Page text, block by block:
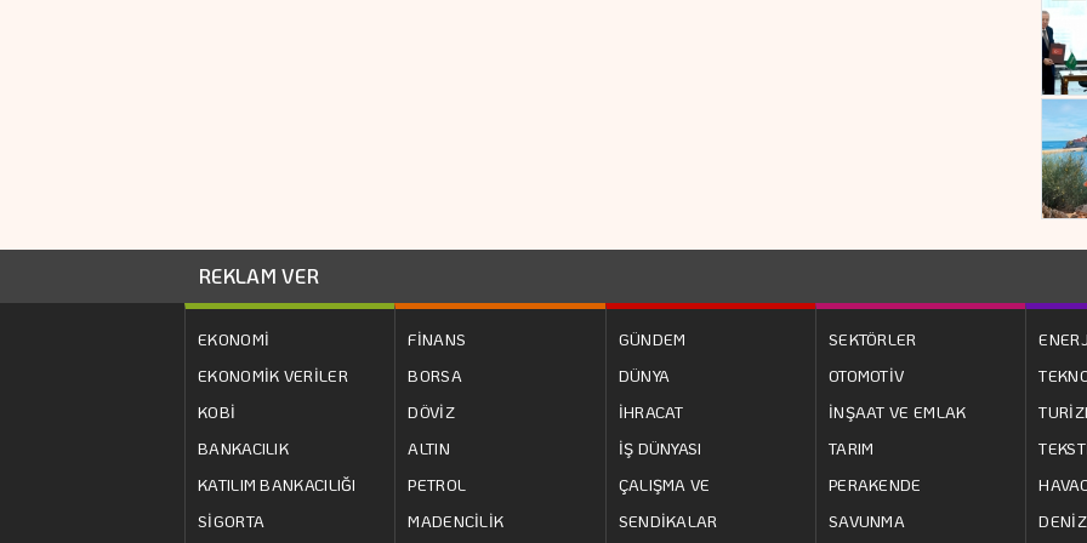
REKLAM VER
EKONOMİ
EKONOMİK VERİLER
KOBİ
BANKACILIK
KATILIM BANKACILIĞI
SİGORTA
FİNANS
BORSA
DÖVİZ
ALTIN
PETROL
MADENCİLİK
GÜNDEM
DÜNYA
İHRACAT
İŞ DÜNYASI
ÇALIŞMA VE
SENDİKALAR
SEKTÖRLER
OTOMOTİV
İNŞAAT VE EMLAK
TARIM
PERAKENDE
SAVUNMA